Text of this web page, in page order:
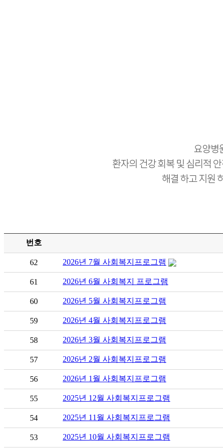
번호
62 2026년 7월 사회복지프로그램
61 2026년 6월 사회복지 프로그램
60 2026년 5월 사회복지프로그램
59 2026년 4월 사회복지프로그램
58 2026년 3월 사회복지프로그램
57 2026년 2월 사회복지프로그램
56 2026년 1월 사회복지프로그램
55 2025년 12월 사회복지프로그램
54 2025년 11월 사회복지프로그램
53 2025년 10월 사회복지프로그램